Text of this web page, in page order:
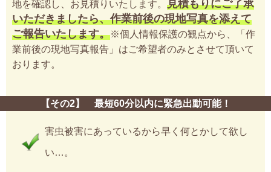
地を確認し、お見積りいたします。 見積もりにご了承
いただきましたら、作業前後の現地写真を添えて
ご報告いたします。※個人情報保護の観点から、「作
業前後の現地写真報告」はご希望者のみとさせて頂いて
おります。
【その2】 最短60分以内に緊急出動可能！
害虫被害にあっているから早く何とかして欲し
い…。